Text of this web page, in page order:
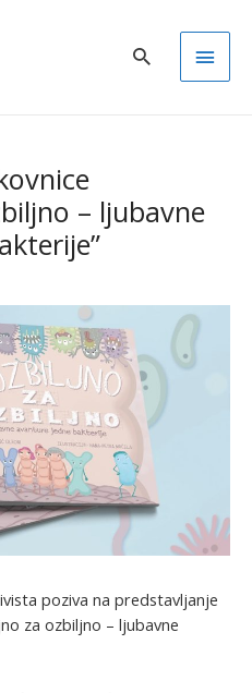
Main
– ljubavne
poziva na predstavljanje
za ozbiljno – ljubavne